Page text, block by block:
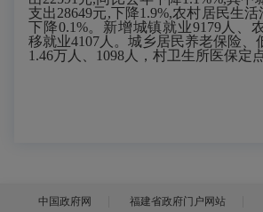
支出28649元,下降1.9%,农村居民生活
下降0.1%。 新增城镇就业9179人、
移就业4107人。城乡居民养老保险、
1.46万人、1098人，村卫生所医保定
中国政府网 福建省政府门户网站